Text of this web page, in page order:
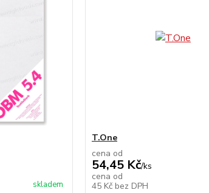
skladem
T.One
cena od
54,45 Kč/ks
cena od
45 Kč bez DPH